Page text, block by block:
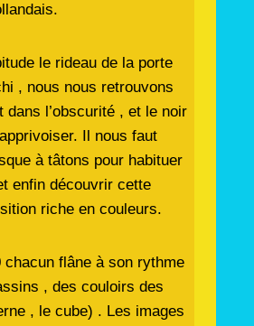
le rideau de la porte
, nous nous retrouvons
dans l’obscurité , et le noir
Il nous faut
à tâtons pour habituer
enfin découvrir cette
riche en couleurs.
chacun flâne à son rythme
, des couloirs des
, le cube) . Les images